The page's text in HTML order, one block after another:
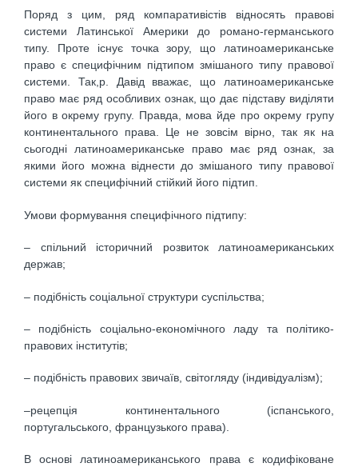
Поряд з цим, ряд компаративістів відносять правові
системи Латинської Америки до романо-германського
типу. Проте існує точка зору, що латиноамериканське
право є специфічним підтипом змішаного типу правової
системи. Так,р. Давід вважає, що латиноамериканське
право має ряд особливих ознак, що дає підставу виділяти
його в окрему групу. Правда, мова йде про окрему групу
континентального права. Це не зовсім вірно, так як на
сьогодні латиноамериканське право має ряд ознак, за
якими його можна віднести до змішаного типу правової
системи як специфічний стійкий його підтип.
Умови формування специфічного підтипу:
– спільний історичний розвиток латиноамериканських
держав;
– подібність соціальної структури суспільства;
– подібність соціально-економічного ладу та політико-
правових інститутів;
– подібність правових звичаїв, світогляду (індивідуалізм);
–рецепція континентального (іспанського,
португальського, французького права).
В основі латиноамериканського права є кодифіковане